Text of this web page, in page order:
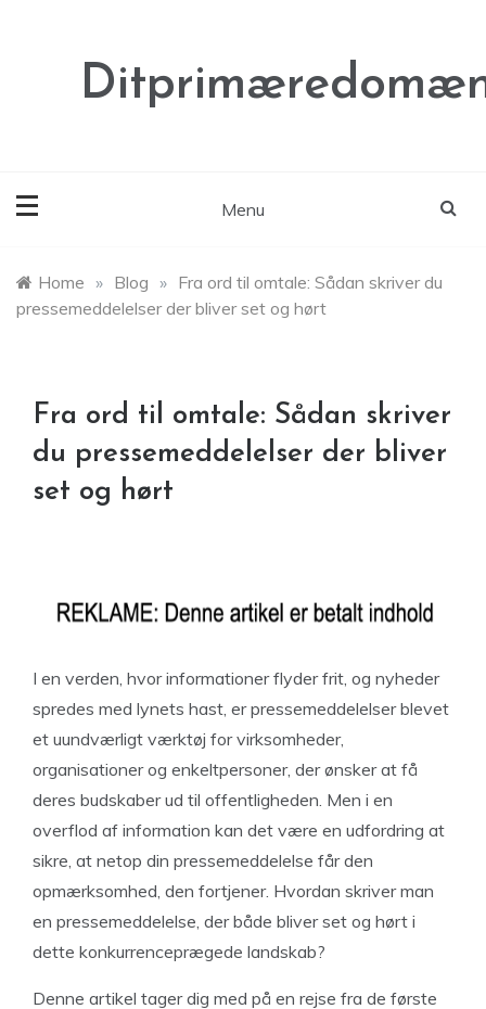
Menu
Home » Blog » Fra ord til omtale: Sådan skriver du
pressemeddelelser der bliver set og hørt
Fra ord til omtale: Sådan skriver
du pressemeddelelser der bliver
set og hørt
I en verden, hvor informationer flyder frit, og nyheder
spredes med lynets hast, er pressemeddelelser blevet
et uundværligt værktøj for virksomheder,
organisationer og enkeltpersoner, der ønsker at få
deres budskaber ud til offentligheden. Men i en
overflod af information kan det være en udfordring at
sikre, at netop din pressemeddelelse får den
opmærksomhed, den fortjener. Hvordan skriver man
en pressemeddelelse, der både bliver set og hørt i
dette konkurrenceprægede landskab?
Denne artikel tager dig med på en rejse fra de første